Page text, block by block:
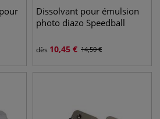
Dissolvant pour émulsion
photo diazo Speedball
dès 10,45 € 14,50€